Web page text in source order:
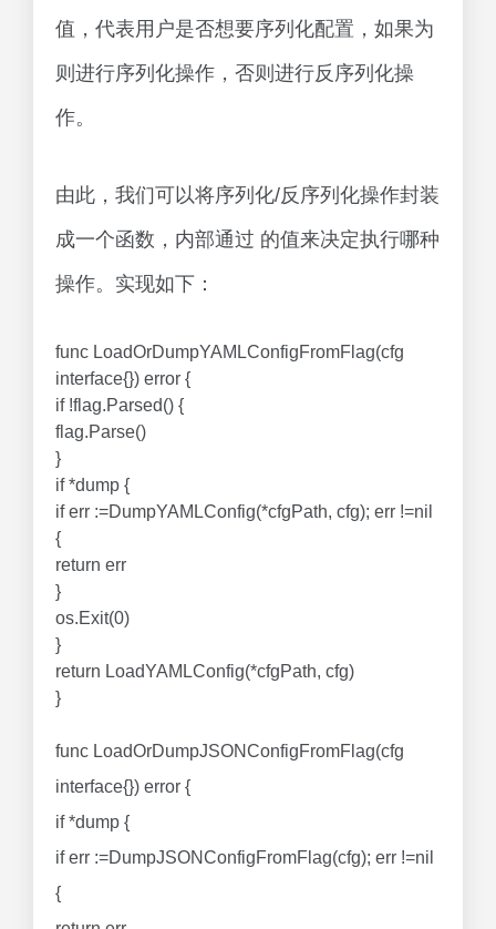
值，代表用户是否想要序列化配置，如果为
则进行序列化操作，否则进行反序列化操
作。
由此，我们可以将序列化/反序列化操作封装
成一个函数，内部通过 的值来决定执行哪种
操作。实现如下：
func LoadOrDumpYAMLConfigFromFlag(cfg
interface{}) error {
if !flag.Parsed() {
flag.Parse()
}
if *dump {
if err :=DumpYAMLConfig(*cfgPath, cfg); err !=nil
{
return err
}
os.Exit(0)
}
return LoadYAMLConfig(*cfgPath, cfg)
}
func LoadOrDumpJSONConfigFromFlag(cfg
interface{}) error {
if *dump {
if err :=DumpJSONConfigFromFlag(cfg); err !=nil
{